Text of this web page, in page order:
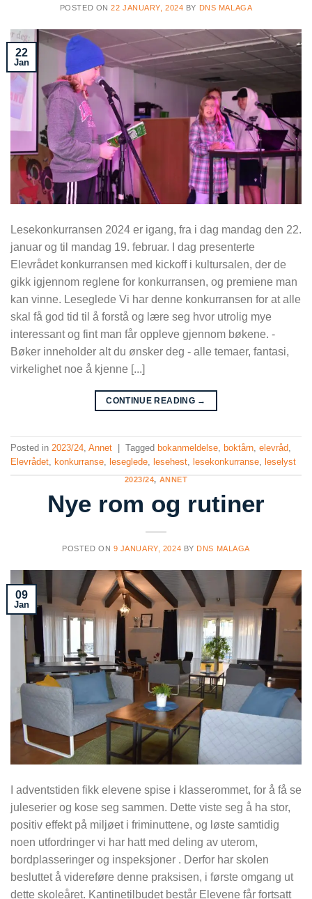
POSTED ON22 JANUARY, 2024 BY DNS MALAGA
22
Jan
Lesekonkurransen 2024 er igang, fra i dag mandag den 22.
januar og til mandag 19. februar. I dag presenterte
Elevrådet konkurransen med kickoff i kultursalen, der de
gikk igjennom reglene for konkurransen, og premiene man
kan vinne. Leseglede Vi har denne konkurransen for at alle
skal få god tid til å forstå og lære seg hvor utrolig mye
interessant og fint man får oppleve gjennom bøkene. -
Bøker inneholder alt du ønsker deg - alle temaer, fantasi,
virkelighet noe å kjenne [...]
CONTINUE READING →
Posted in 2023/24, Annet Tagged bokanmeldelse, boktårn, elevråd,
Elevrådet, konkurranse, leseglede, lesehest, lesekonkurranse, leselyst
2023/24, ANNET
Nye rom og rutiner
POSTED ON 9 JANUARY, 2024 BY DNS MALAGA
09
Jan
I adventstiden fikk elevene spise i klasserommet, for å få se
juleserier og kose seg sammen. Dette viste seg å ha stor,
positiv effekt på miljøet i friminuttene, og løste samtidig
noen utfordringer vi har hatt med deling av uterom,
bordplasseringer og inspeksjoner . Derfor har skolen
besluttet å videreføre denne praksisen, i første omgang ut
dette skoleåret. Kantinetilbudet består Elevene får fortsatt